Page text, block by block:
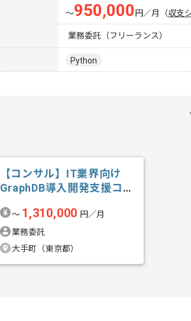
〜950,000 円／月 （収支
業務委託（フリーランス）
Python
【コンサル】IT業界向け
GraphDB導入開発支援コン
〜 1,310,000 円／月
業務委託
大手町（東京都）